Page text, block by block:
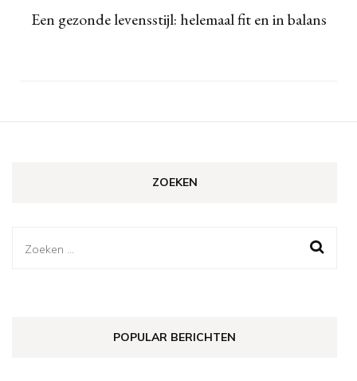
Een gezonde levensstijl: helemaal fit en in balans
ZOEKEN
Zoeken
POPULAR BERICHTEN